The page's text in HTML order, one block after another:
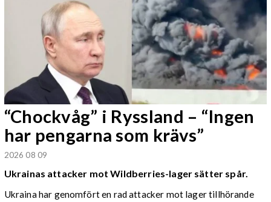
“Chockvåg” i Ryssland – “Ingen
har pengarna som krävs”
2026 08 09
Ukrainas attacker mot Wildberries-lager sätter spår.
Ukraina har genomfört en rad attacker mot lager tillhörande